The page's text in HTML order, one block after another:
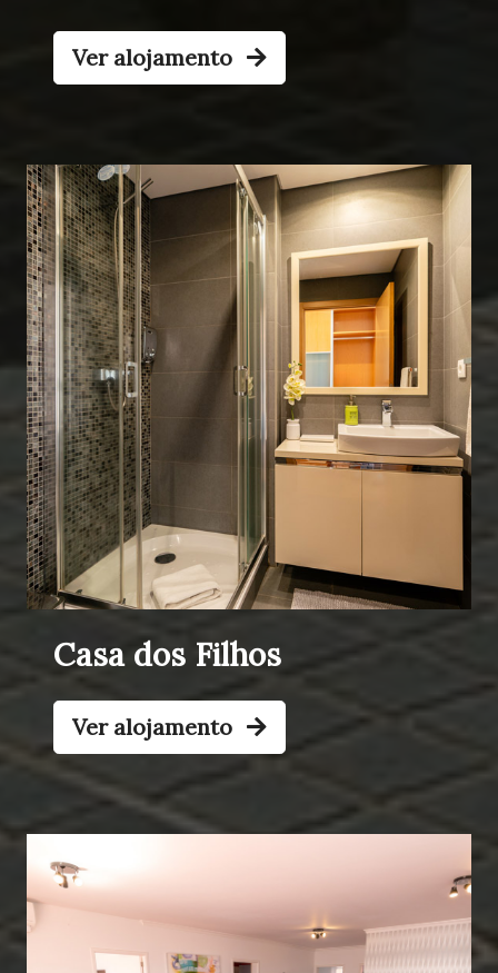
Ver alojamento
Casa dos Filhos
Ver alojamento